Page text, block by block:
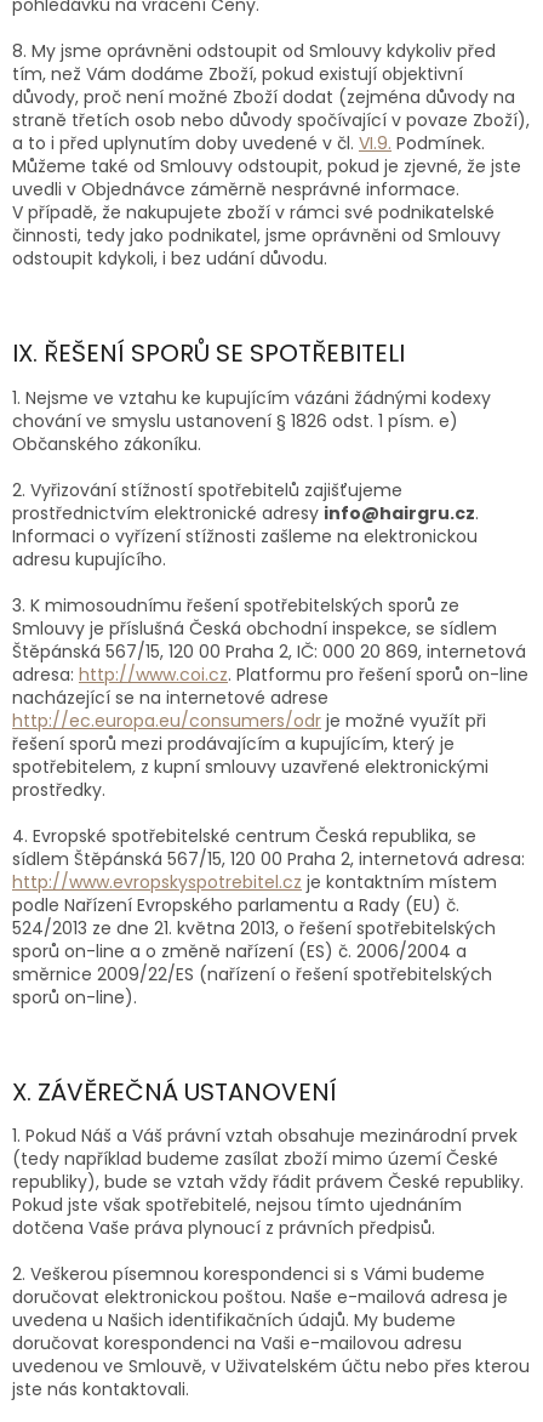
pohledávku na vrácení Ceny.
8. My jsme oprávněni odstoupit od Smlouvy kdykoliv před
tím, než Vám dodáme Zboží, pokud existují objektivní
důvody, proč není možné Zboží dodat (zejména důvody na
straně třetích osob nebo důvody spočívající v povaze Zboží),
a to i před uplynutím doby uvedené v čl. VI.9. Podmínek.
Můžeme také od Smlouvy odstoupit, pokud je zjevné, že jste
uvedli v Objednávce záměrně nesprávné informace.
V případě, že nakupujete zboží v rámci své podnikatelské
činnosti, tedy jako podnikatel, jsme oprávněni od Smlouvy
odstoupit kdykoli, i bez udání důvodu.
IX. ŘEŠENÍ SPORŮ SE SPOTŘEBITELI
1. Nejsme ve vztahu ke kupujícím vázáni žádnými kodexy
chování ve smyslu ustanovení § 1826 odst. 1 písm. e)
Občanského zákoníku.
2. Vyřizování stížností spotřebitelů zajišťujeme
prostřednictvím elektronické adresy info@hairgru.cz.
Informaci o vyřízení stížnosti zašleme na elektronickou
adresu kupujícího.
3. K mimosoudnímu řešení spotřebitelských sporů ze
Smlouvy je příslušná Česká obchodní inspekce, se sídlem
Štěpánská 567/15, 120 00 Praha 2, IČ: 000 20 869, internetová
adresa: http://www.coi.cz. Platformu pro řešení sporů on-line
nacházející se na internetové adrese
http://ec.europa.eu/consumers/odr je možné využít při
řešení sporů mezi prodávajícím a kupujícím, který je
spotřebitelem, z kupní smlouvy uzavřené elektronickými
prostředky.
4. Evropské spotřebitelské centrum Česká republika, se
sídlem Štěpánská 567/15, 120 00 Praha 2, internetová adresa:
http://www.evropskyspotrebitel.cz je kontaktním místem
podle Nařízení Evropského parlamentu a Rady (EU) č.
524/2013 ze dne 21. května 2013, o řešení spotřebitelských
sporů on-line a o změně nařízení (ES) č. 2006/2004 a
směrnice 2009/22/ES (nařízení o řešení spotřebitelských
sporů on-line).
X. ZÁVĚREČNÁ USTANOVENÍ
1. Pokud Náš a Váš právní vztah obsahuje mezinárodní prvek
(tedy například budeme zasílat zboží mimo území České
republiky), bude se vztah vždy řádit právem České republiky.
Pokud jste však spotřebitelé, nejsou tímto ujednáním
dotčena Vaše práva plynoucí z právních předpisů.
2. Veškerou písemnou korespondenci si s Vámi budeme
doručovat elektronickou poštou. Naše e-mailová adresa je
uvedena u Našich identifikačních údajů. My budeme
doručovat korespondenci na Vaši e-mailovou adresu
uvedenou ve Smlouvě, v Uživatelském účtu nebo přes kterou
jste nás kontaktovali.